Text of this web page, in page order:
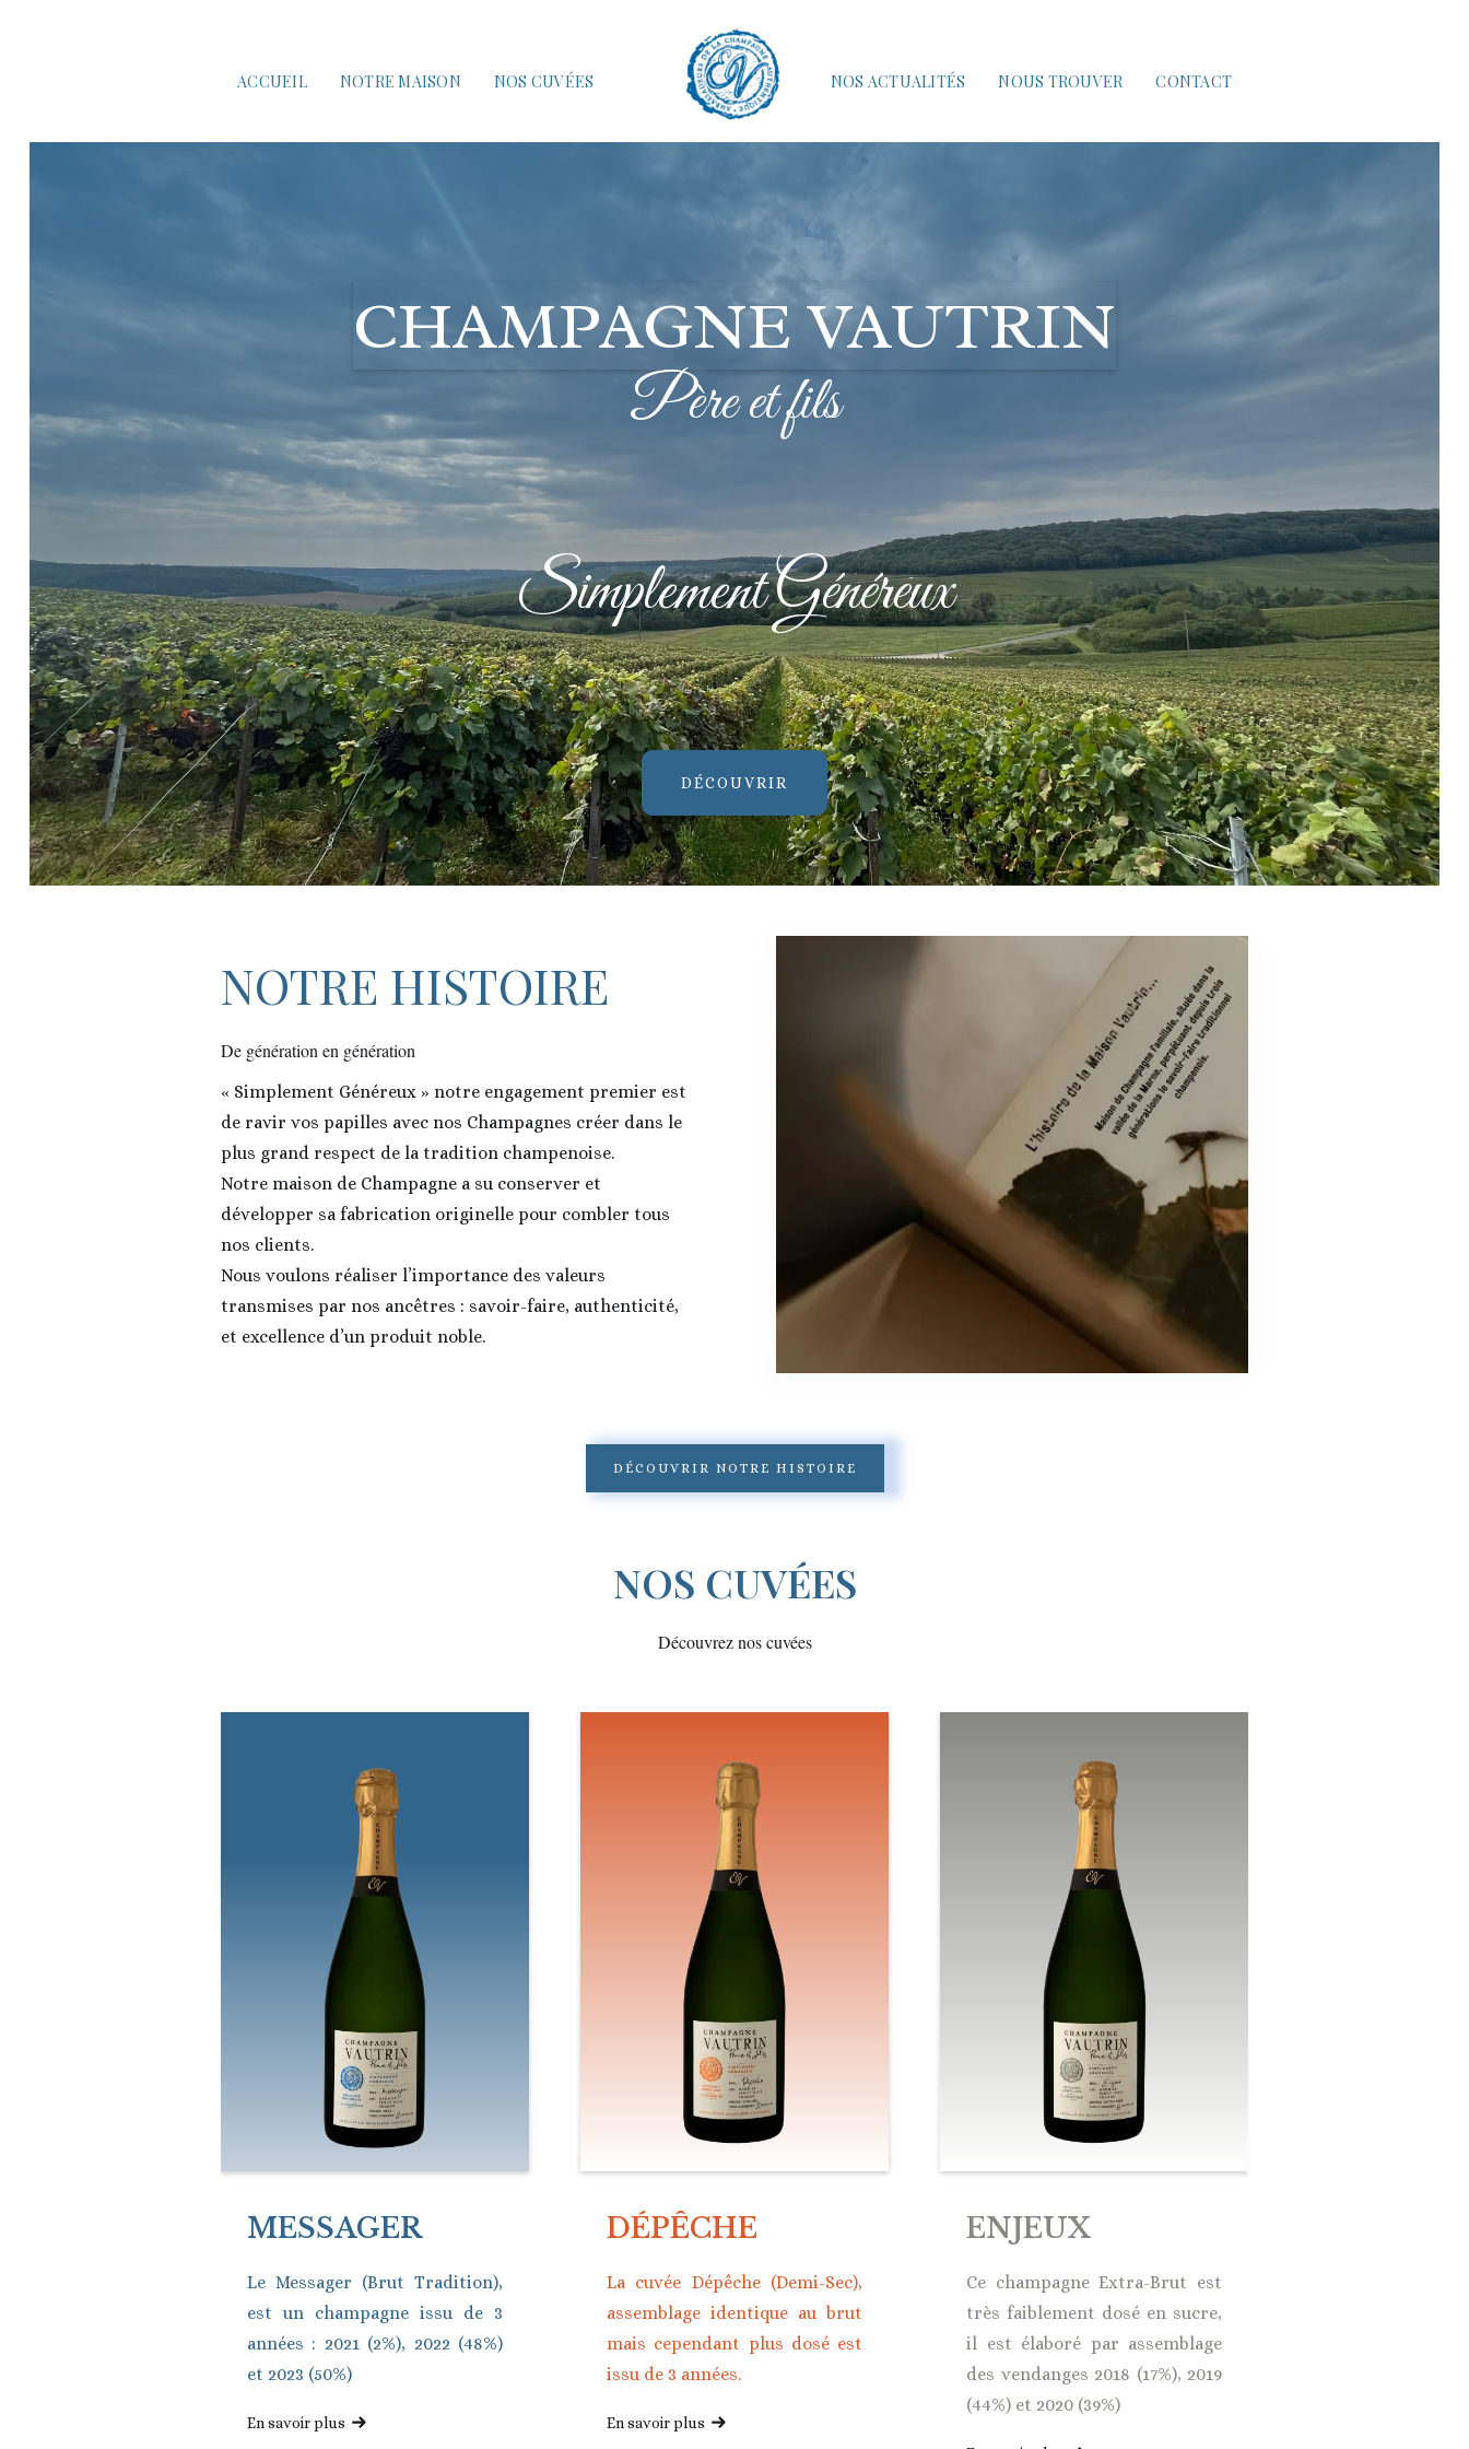
ACCUEIL NOTRE MAISON NOS CUVÉES NOS ACTUALITÉS NOUS TROUVER CONTACT
CHAMPAGNE VAUTRIN
Père et fils
Simplement Généreux
DÉCOUVRIR
NOTRE HISTOIRE
De génération en génération
« Simplement Généreux » notre engagement premier est
de ravir vos papilles avec nos Champagnes créer dans le
plus grand respect de la tradition champenoise.
Notre maison de Champagne a su conserver et
développer sa fabrication originelle pour combler tous
nos clients.
Nous voulons réaliser l’importance des valeurs
transmises par nos ancêtres : savoir-faire, authenticité,
et excellence d’un produit noble.
DÉCOUVRIR NOTRE HISTOIRE
NOS CUVÉES
Découvrez nos cuvées
MESSAGER
Le Messager (Brut Tradition),
est un champagne issu de 3
années : 2021 (2%), 2022 (48%)
et 2023 (50%)
En savoir plus
DÉPÊCHE
La cuvée Dépêche (Demi-Sec),
assemblage identique au brut
mais cependant plus dosé est
issu de 3 années.
En savoir plus
ENJEUX
Ce champagne Extra-Brut est
très faiblement dosé en sucre,
il est élaboré par assemblage
des vendanges 2018 (17%), 2019
(44%) et 2020 (39%)